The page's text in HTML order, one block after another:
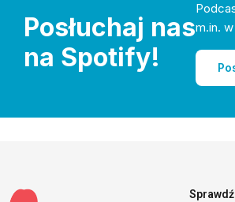
Posłuchaj nas
na Spotify!
m.in.
Sprawdź